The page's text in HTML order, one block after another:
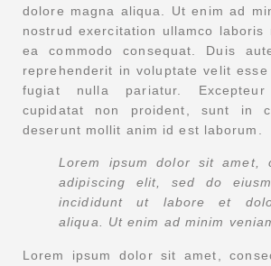
dolore magna aliqua. Ut enim ad
nostrud exercitation ullamco
ea commodo consequat. Duis
reprehenderit in voluptate velit
fugiat nulla pariatur.
cupidatat non proident, sunt in
deserunt mollit anim id est laborum.
Lorem ipsum dolor sit amet,
adipiscing elit, sed do
incididunt ut labore et
aliqua. Ut enim ad minim
Lorem ipsum dolor sit amet,